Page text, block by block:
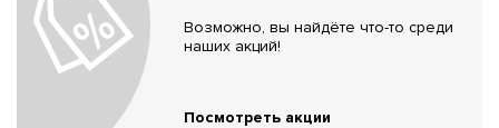
Возможно, вы найдёте что-то среди
наших акций!
Посмотреть акции